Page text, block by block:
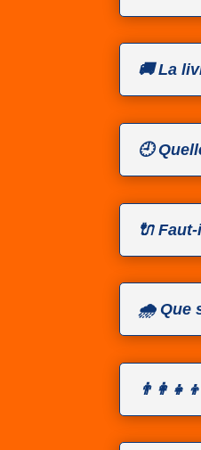
🚚 La
🕘
🔌
🌧️ Que